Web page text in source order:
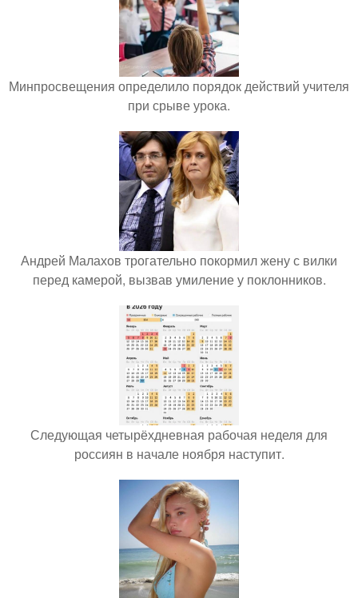
Минпросвещения определило порядок действий учителя
при срыве урока.
Андрей Малахов трогательно покормил жену с вилки
перед камерой, вызвав умиление у поклонников.
Следующая четырёхдневная рабочая неделя для
россиян в начале ноября наступит.